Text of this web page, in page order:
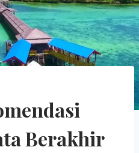
Berakhir